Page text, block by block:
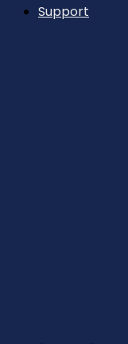
Support